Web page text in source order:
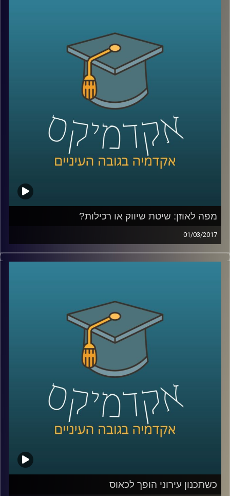
הזה? אילו זרועות יש לו ואיך בכלל מגיעים
להסכמות ושיתופי פעולה ביטחוניים בסבך
אינטרסיים דיפלומטי? טומי שטיינר מהמכון
למדיניות ואסטרטגיה של המרכז הבינתחומי
מפזר את הערפל סביב פעילות הגוף, משמעותו
וסמכויותיו ומרחיב על הקשר של ישראל עם
נאטו, על המתחים בין נאט"ו לבין ממשל
טראמפ ועל הרלוונטיות של גוף כזה בעידן של
מפה לאוזן: שיטת שיווק או רכילות?
01/03/2017
עולם השיווק הוירטואלי צובר תאוצה בזכות
ליבאי חוקר את תופעת ההמלצות מפה לאוזן:
עד כמה משפיעה עלינו המלצה של קרוב? האם
ניתן להשתמש בזה עבור תכנון האסטרטגיה
השיווקית של חברות? ולאן מוביל אותנו העולם
השיווקי החכם והמדויק הזה
?
קרדיט תמונות: AudioVersity
כשתכנון עירוני הופך לכאוס